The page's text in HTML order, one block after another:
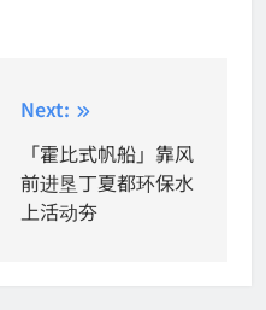
Next:
「霍比式帆船」靠风
前进垦丁夏都环保水
上活动夯